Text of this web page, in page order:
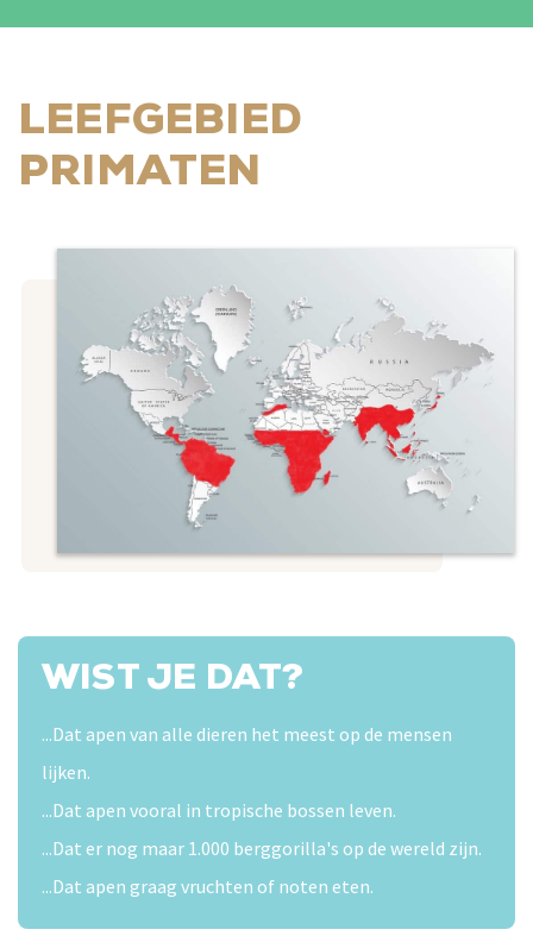
LEEFGEBIED
PRIMATEN
WIST JE DAT?
...Dat apen van alle dieren het meest op de mensen
lijken.
...Dat apen vooral in tropische bossen leven.
...Dat er nog maar 1.000 berggorilla's op de wereld zijn.
...Dat apen graag vruchten of noten eten.